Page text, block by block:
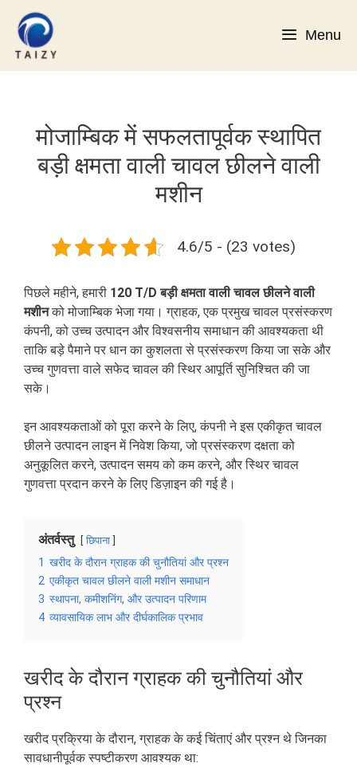
content
Menu
मोजाम्बिक में सफलतापूर्वक स्थापित
बड़ी क्षमता वाली चावल छीलने वाली
मशीन
4.6/5 - (23 votes)
पिछले महीने, हमारी 120 T/D बड़ी क्षमता वाली चावल छीलने वाली
मशीनको मोजाम्बिक भेजा गया। ग्राहक, एक प्रमुख चावल प्रसंस्करण
कंपनी, को उच्च उत्पादन और विश्वसनीय समाधान की आवश्यकता थी
ताकि बड़े पैमाने पर धान का कुशलता से प्रसंस्करण किया जा सके और
उच्च गुणवत्ता वाले सफेद चावल की स्थिर आपूर्ति सुनिश्चित की जा
सके।
इन आवश्यकताओं को पूरा करने के लिए, कंपनी ने इस एकीकृत चावल
छीलने उत्पादन लाइन में निवेश किया, जो प्रसंस्करण दक्षता को
अनुकूलित करने, उत्पादन समय को कम करने, और स्थिर चावल
गुणवत्ता प्रदान करने के लिए डिज़ाइन की गई है।
अंतर्वस्तु छिपाना
1 खरीद के दौरान ग्राहक की चुनौतियां और प्रश्न
2 एकीकृत चावल छीलने वाली मशीन समाधान
3 स्थापना, कमीशनिंग, और उत्पादन परिणाम
4 व्यावसायिक लाभ और दीर्घकालिक प्रभाव
खरीद के दौरान ग्राहक की चुनौतियां और
प्रश्न
खरीद प्रक्रिया के दौरान, ग्राहक के कई चिंताएं और प्रश्न थे जिनका
सावधानीपूर्वक स्पष्टीकरण आवश्यक था: